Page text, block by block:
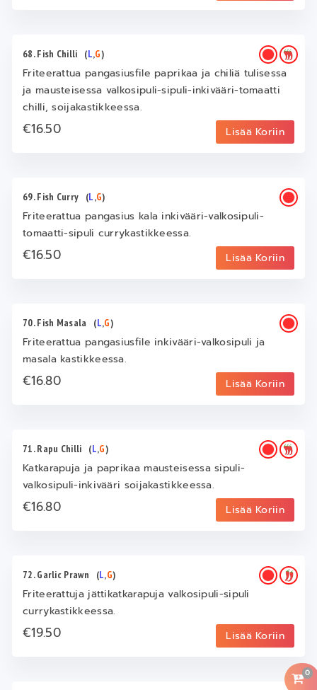
0
68. Fish Chilli (L,G)
Friteerattua pangasiusfile paprikaa ja chiliä tulisessa
ja mausteisessa valkosipuli-sipuli-inkivääri-tomaatti
chilli, soijakastikkeessa.
€16.50 Lisää Koriin
69. Fish Curry (L,G)
Friteerattua pangasius kala inkivääri-valkosipuli-
tomaatti-sipuli currykastikkeessa.
€16.50 Lisää Koriin
70. Fish Masala (L,G)
Friteerattua pangasiusfile inkivääri-valkosipuli ja
masala kastikkeessa.
€16.80 Lisää Koriin
71. Rapu Chilli (L,G)
Katkarapuja ja paprikaa mausteisessa sipuli-
valkosipuli-inkivääri soijakastikkeessa.
€16.80 Lisää Koriin
72. Garlic Prawn (L,G)
Friteerattuja jättikatkarapuja valkosipuli-sipuli
currykastikkeessa.
€19.50 Lisää Koriin